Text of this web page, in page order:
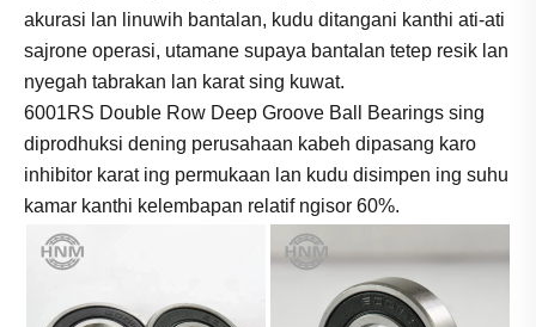
akurasi lan linuwih bantalan, kudu ditangani kanthi ati-ati
sajrone operasi, utamane supaya bantalan tetep resik lan
nyegah tabrakan lan karat sing kuwat.
6001RS Double Row Deep Groove Ball Bearings sing
diprodhuksi dening perusahaan kabeh dipasang karo
inhibitor karat ing permukaan lan kudu disimpen ing suhu
kamar kanthi kelembapan relatif ngisor 60%.